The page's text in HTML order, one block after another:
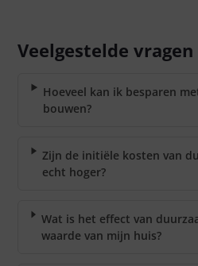
Veelgestelde vragen
Hoeveel kan ik besparen
bouwen?
Zijn de initiële kosten van
echt hoger?
Wat is het effect van
waarde van mijn huis?